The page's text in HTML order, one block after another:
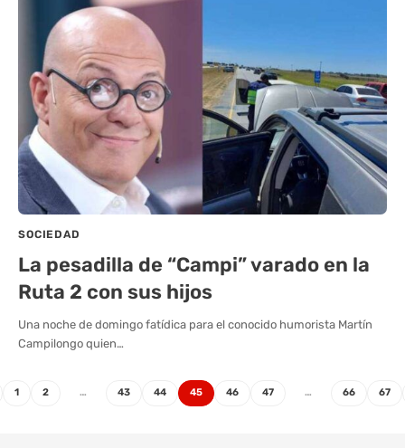
SOCIEDAD
La pesadilla de “Campi” varado en la
Ruta 2 con sus hijos
Una noche de domingo fatídica para el conocido humorista Martín
Campilongo quien…
1 2 … 43 44 45 46 47 … 66 67